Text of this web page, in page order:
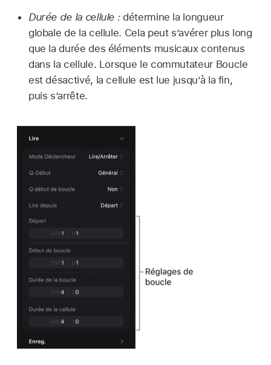
Durée de la cellule :détermine la longueur
globale de la cellule. Cela peut s’avérer plus long
que la durée des éléments musicaux contenus
dans la cellule. Lorsque le commutateur Boucle
est désactivé, la cellule est lue jusqu’à la fin,
puis s’arrête.